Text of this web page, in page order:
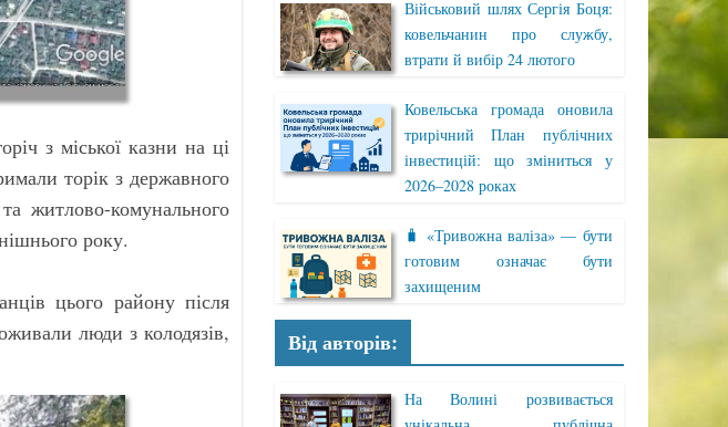
з міської казни на ці
торік з державного
житлово-комунального
року.
цього району після
люди з колодязів,
Військовий шлях Сергія Боця:
ковельчанин про службу,
втрати й вибір 24 лютого
Ковельська громада оновила
трирічний План публічних
інвестицій: що зміниться у
2026–2028 роках
🧳 «Тривожна валіза» — бути
готовим означає бути
захищеним
Від авторів:
На Волині розвивається